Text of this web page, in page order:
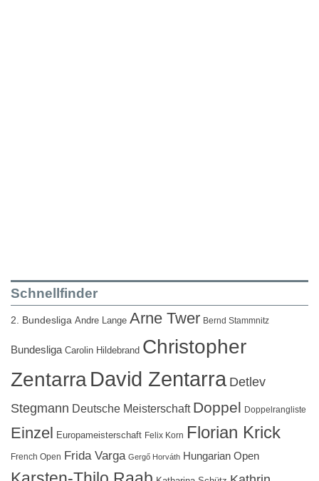
Schnellfinder
2. Bundesliga Andre Lange Arne Twer Bernd Stammnitz
Bundesliga Carolin Hildebrand Christopher
ZentarraDavid Zentarra Detlev
Stegmann Deutsche Meisterschaft Doppel Doppelrangliste
Einzel Europameisterschaft Felix Korn Florian Krick
French Open Frida Varga Gergő Horváth Hungarian Open